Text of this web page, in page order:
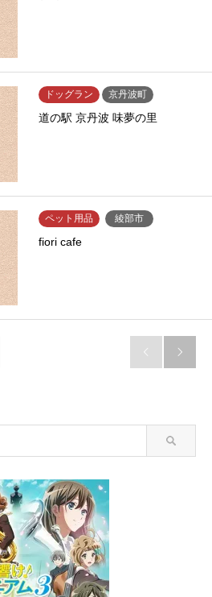
ドッグラン 京丹波町
道の駅 京丹波 味夢の里
ペット用品 綾部市
fiori cafe
 